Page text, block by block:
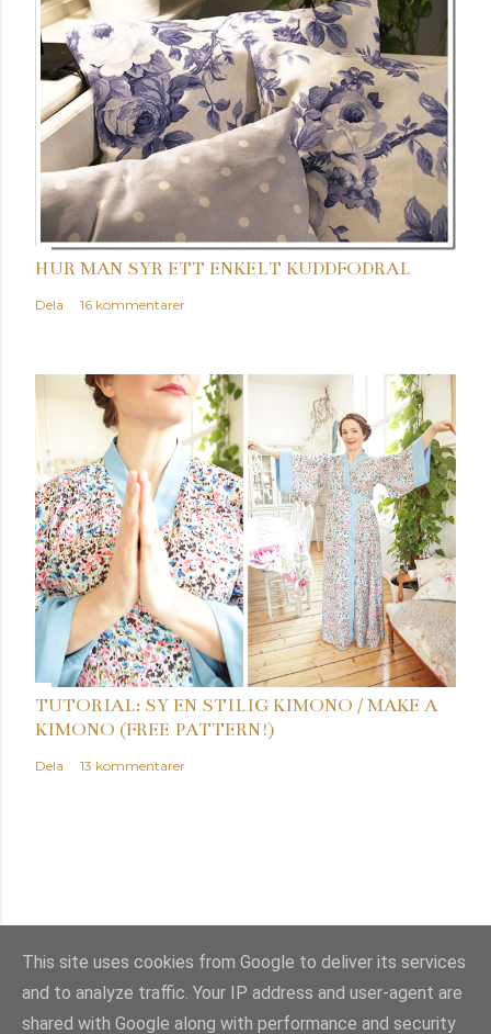
HUR MAN SYR ETT ENKELT KUDDFODRAL
Dela 16 kommentarer
TUTORIAL: SY EN STILIG KIMONO / MAKE A
KIMONO (FREE PATTERN!)
Dela 13 kommentarer
Använder Blogger
This site uses cookies from Google to deliver its services
and to analyze traffic. Your IP address and user-agent are
shared with Google along with performance and security